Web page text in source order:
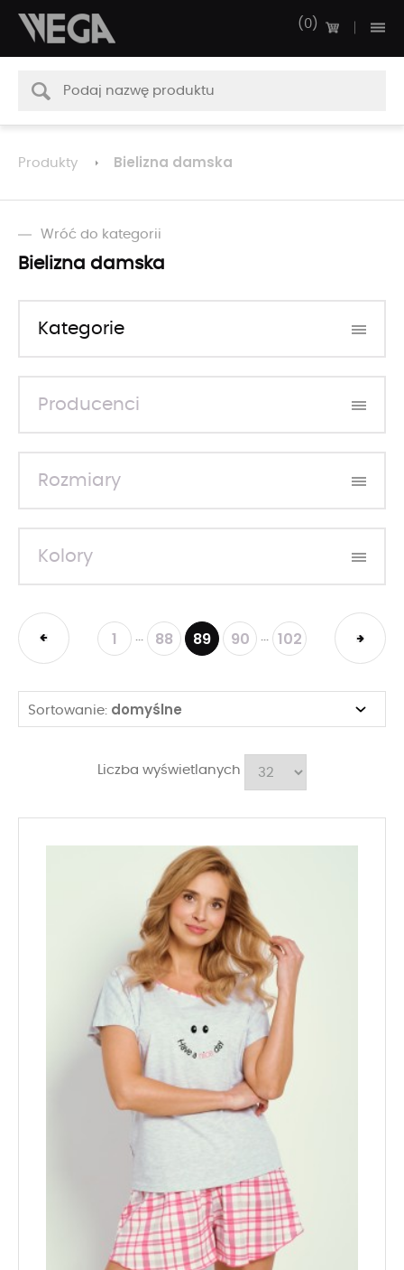
0
Produkty Bielizna damska
Wróć do kategorii
Bielizna damska
Kategorie
Producenci
Rozmiary
Kolory
1 88 89 90 102
Sortowanie: domyślne
Liczba wyświetlanych